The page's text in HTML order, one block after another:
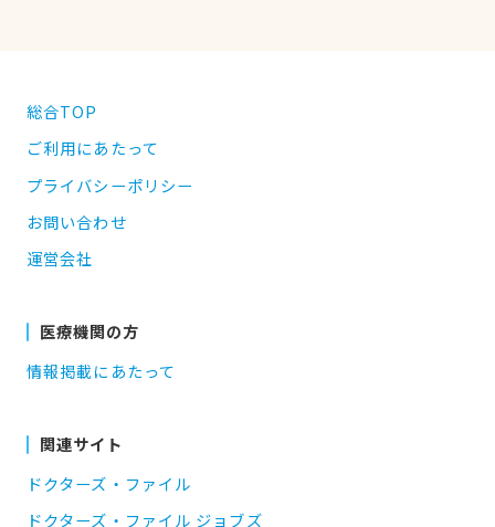
総合TOP
ご利用にあたって
プライバシーポリシー
お問い合わせ
運営会社
医療機関の方
情報掲載にあたって
関連サイト
ドクターズ・ファイル
ドクターズ・ファイル ジョブズ